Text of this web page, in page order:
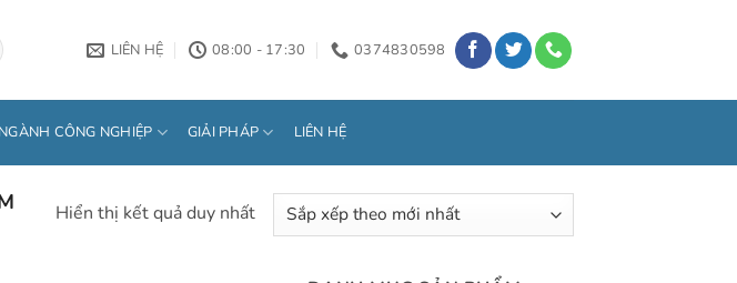
LIÊN HỆ 08:00 - 17:30 0374830598
NGÀNH CÔNG NGHIỆP GIẢI PHÁP LIÊN HỆ
Hiển thị kết quả duy nhất